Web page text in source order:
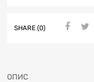
SHARE (0)
ОПИС